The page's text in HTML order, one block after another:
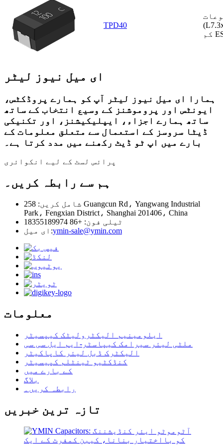
TPD40
ای میل نیوز لیٹر
ہمارا ای میل نیوز لیٹر آپ کو ہمارے پروڈکٹس،
ایونٹس اور پروموشنز کے وسیع انتخاب کے ساتھ
ساتھ ہمارے اجزاء، ایپلیکیشنز، اور تکنیکی
ڈیٹا سروسز کے استعمال سے متعلق معلومات کے
بارے میں اپ ٹو ڈیٹ رکھنے میں مدد کرتا ہے۔
پرائس لسٹ کے لیے انکوائری
ہم سے رابطہ کریں۔
شامل کریں: 258 Guangcun Rd، Yangwang Industrial
Park، Fengxian District، Shanghai 201406، China
ٹیلی فون: +86 18355189974
ای میل:ymin-sale@ymin.com
معلومات
ایلومینیم الیکٹرولیٹک کیپسیٹر
ملٹی لیئر سیرامک ​​کیپاسٹر-ایم ایل سی سی
الیکٹرک ڈبل لیئر کاپاکیٹر
کنڈکٹیو ٹینٹلم کپیسیٹر
کے بارے میں
بلاگ
رابطہ کریں۔
تازہ ترین خبریں